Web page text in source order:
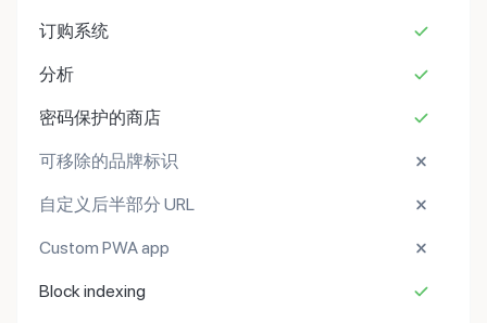
订购系统
分析
密码保护的商店
可移除的品牌标识
自定义后半部分 URL
Custom PWA app
Block indexing